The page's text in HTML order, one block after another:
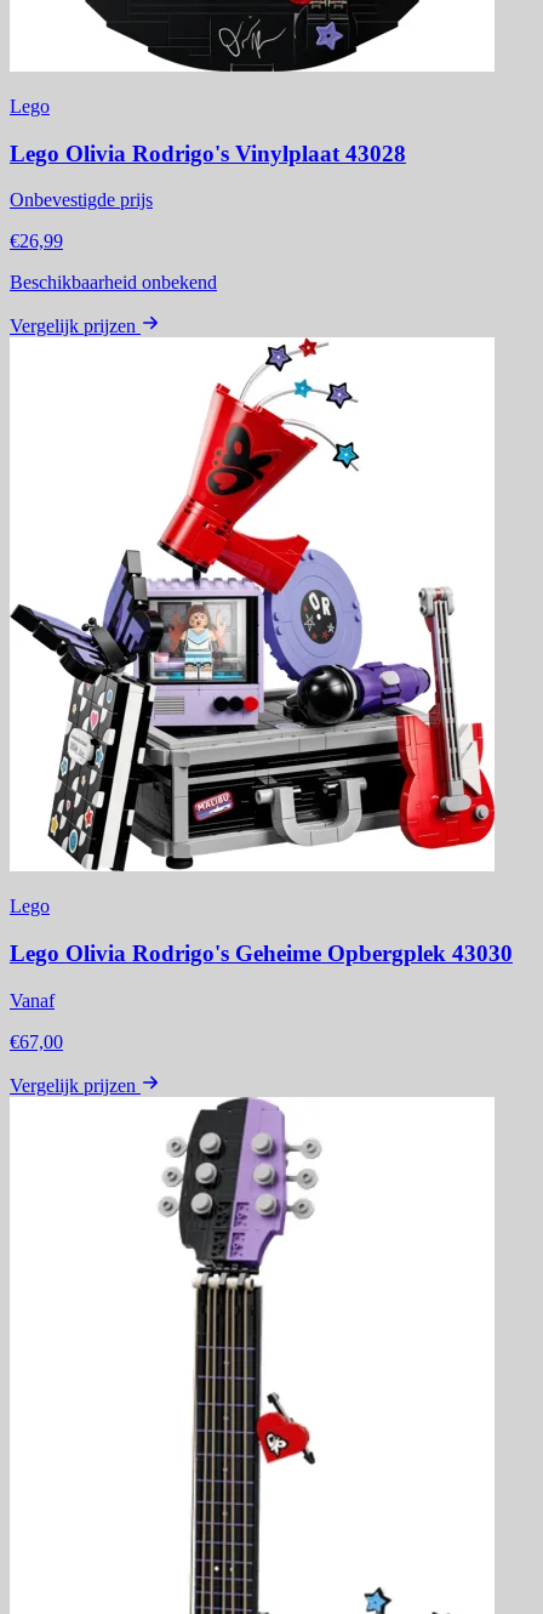
Lego
Lego Olivia Rodrigo's Vinylplaat 43028
Onbevestigde prijs
€26,99
Beschikbaarheid onbekend
Vergelijk prijzen
Lego
Lego Olivia Rodrigo's Geheime Opbergplek 43030
Vanaf
€67,00
Vergelijk prijzen